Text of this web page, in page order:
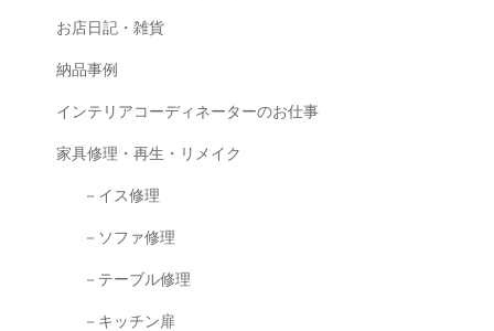
お店日記・雑貨
納品事例
インテリアコーディネーターのお仕事
家具修理・再生・リメイク
－イス修理
－ソファ修理
－テーブル修理
－キッチン扉